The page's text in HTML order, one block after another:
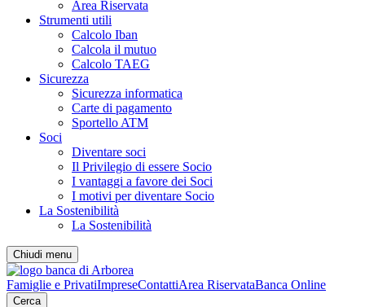
Area Riservata
Strumenti utili
Calcolo Iban
Calcola il mutuo
Calcolo TAEG
Sicurezza
Sicurezza informatica
Carte di pagamento
Sportello ATM
Soci
Diventare soci
Il Privilegio di essere Socio
I vantaggi a favore dei Soci
I motivi per diventare Socio
La Sostenibilità
La Sostenibilità
Chiudi menu
Famiglie e PrivatiImpreseContattiArea RiservataBanca Online
Cerca